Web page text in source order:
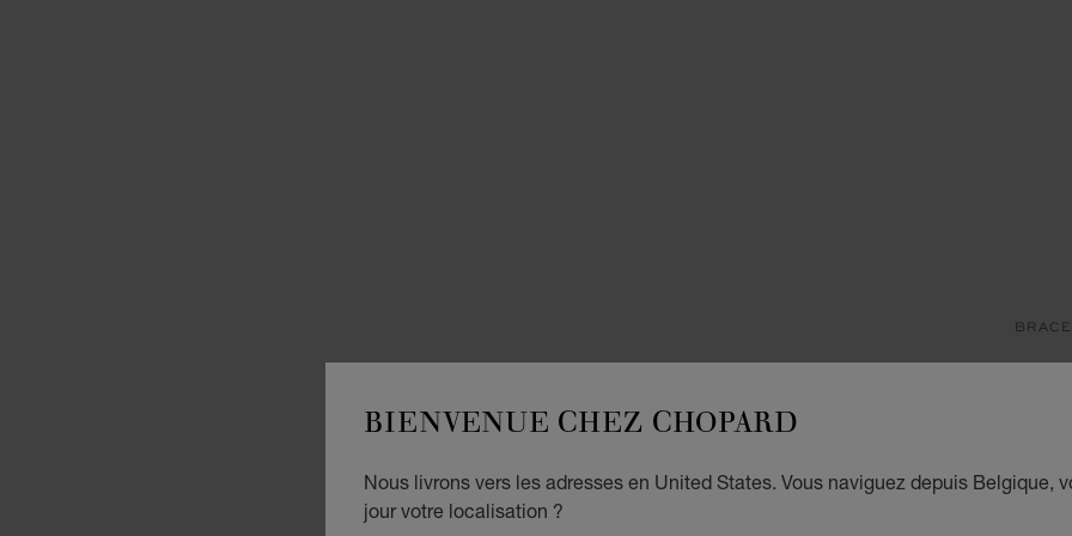
BIENVENUE CHEZ CHOPARD
Nous livrons vers les adresses en United States. Vous naviguez depuis Belgique,
jour votre localisation ?
€